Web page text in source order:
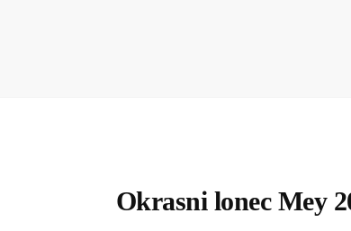
Okrasni lonec Mey